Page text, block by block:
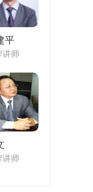
平
讲师
讲师